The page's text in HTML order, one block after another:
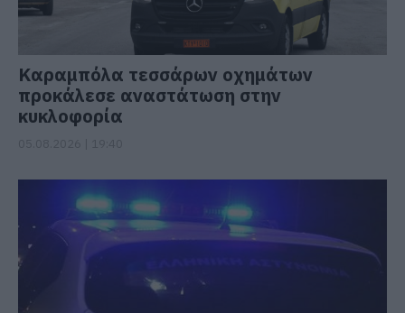
Καραμπόλα τεσσάρων οχημάτων
προκάλεσε αναστάτωση στην
κυκλοφορία